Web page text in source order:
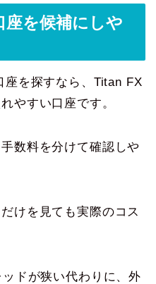
を候補にしや
座を探すなら、Titan FX
やすい口座です。
数料を分けて確認しや
けを見ても実際のコス
ドが狭い代わりに、外